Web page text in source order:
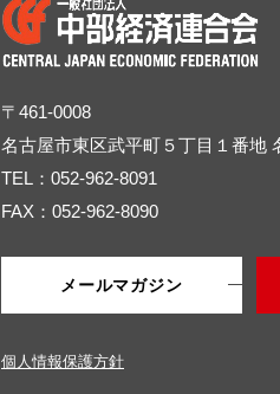
〒461-0008
名古屋市東区武平町５丁目１番地
TEL：052-962-8091
FAX：052-962-8090
メールマガジン
個人情報保護方針